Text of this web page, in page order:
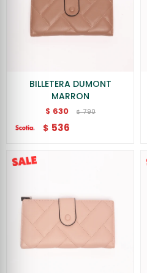
BILLETERA DUMONT
MARRON
$ 630 $ 790
$ 536